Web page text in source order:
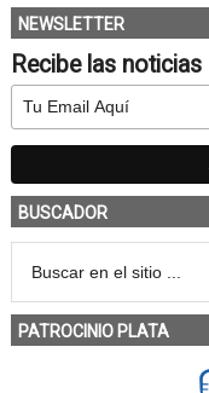
NEWSLETTER
Recibe las
BUSCADOR
PATROCINIO PLATA